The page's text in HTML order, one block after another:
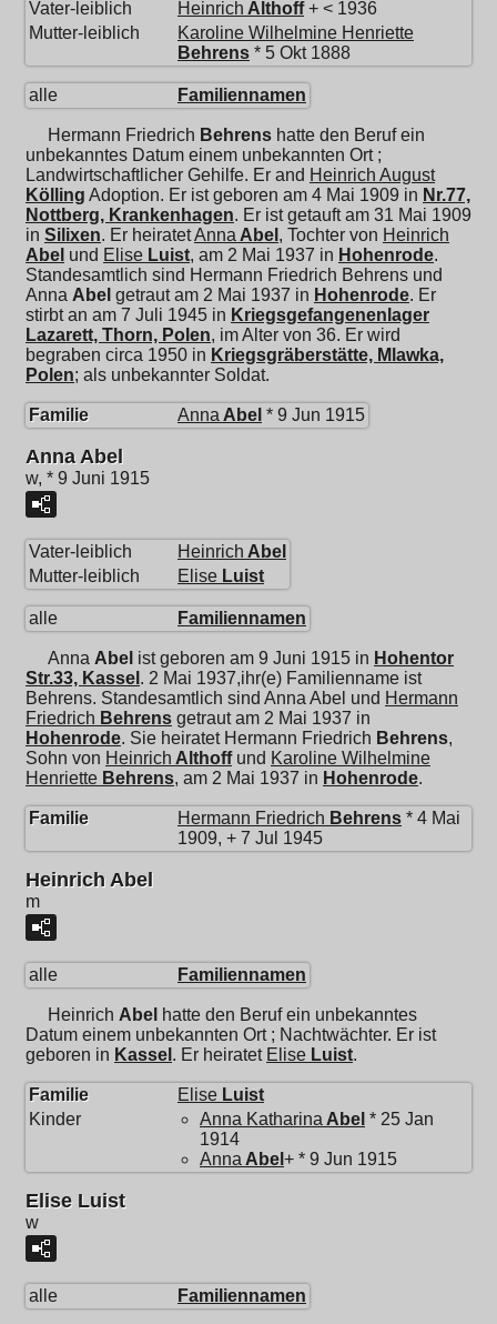
Vater-leiblich Heinrich Althoff+ < 1936
Mutter-leiblich
Karoline Wilhelmine Henriette
Behrens * 5 Okt 1888
alle Familiennamen
Hermann Friedrich Behrens hatte den Beruf ein
unbekanntes Datum einem unbekannten Ort ;
Landwirtschaftlicher Gehilfe. Er and Heinrich August
Kölling Adoption. Er ist geboren am 4 Mai 1909 in Nr.77,
Nottberg, Krankenhagen. Er ist getauft am 31 Mai 1909
in Silixen. Er heiratetAnna Abel , Tochter von Heinrich
Abel und Elise Luist, am 2 Mai 1937 in Hohenrode.
Standesamtlich sind Hermann Friedrich Behrens und
Anna Abel getraut am 2 Mai 1937 in Hohenrode. Er
stirbt an am 7 Juli 1945 in Kriegsgefangenenlager
Lazarett, Thorn, Polen, im Alter von 36. Er wird
begraben circa 1950 in Kriegsgräberstätte, Mlawka,
Polen; als unbekannter Soldat.
Familie Anna Abel * 9 Jun 1915
Anna Abel
w, * 9 Juni 1915
Vater-leiblich Heinrich Abel
Mutter-leiblich
Elise Luist
alle Familiennamen
Anna Abel ist geboren am 9 Juni 1915 in Hohentor
Str.33, Kassel . 2 Mai 1937,ihr(e) Familienname ist
Behrens. Standesamtlich sind Anna Abel und Hermann
Friedrich Behrens getraut am 2 Mai 1937 in
Hohenrode. Sie heiratet Hermann Friedrich Behrens,
Sohn von Heinrich Althoffund Karoline Wilhelmine
Henriette Behrens, am 2 Mai 1937 in Hohenrode.
Familie Hermann Friedrich Behrens * 4 Mai
1909, + 7 Jul 1945
Heinrich Abel
m
alle Familiennamen
Heinrich Abel hatte den Beruf ein unbekanntes
Datum einem unbekannten Ort ; Nachtwächter. Er ist
geboren in Kassel . Er heiratet Elise Luist.
Familie Elise Luist
Kinder
Anna Katharina Abel * 25 Jan
1914
Anna Abel + * 9 Jun 1915
Elise Luist
w
alle Familiennamen